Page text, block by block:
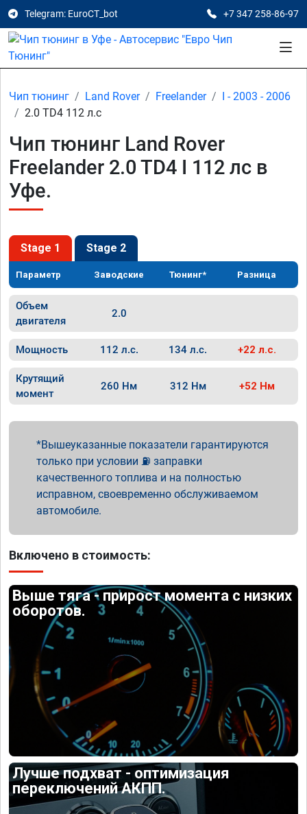
Telegram: EuroCT_bot +7 347 258-86-97
Чип тюнинг Land Rover Freelander
I - 2003 - 2006
2.0 TD4 112 л.с
Чип тюнинг Land Rover
Freelander 2.0 TD4 I 112 лс в
Уфе.
Stage 1 Stage 2
Параметр Заводские Тюнинг* Разница
Объем
двигателя
2.0
Мощность 112 л.с. 134 л.с. +22 л.с.
Крутящий
момент
260 Нм 312 Нм +52 Нм
Вышеуказанные показатели гарантируются
только при условии ⛽ заправки
качественного топлива и на полностью
исправном, своевременно обслуживаемом
автомобиле.
Включено в стоимость:
Выше тяга - прирост момента с низких
оборотов.
Лучше подхват - оптимизация
переключений АКПП.